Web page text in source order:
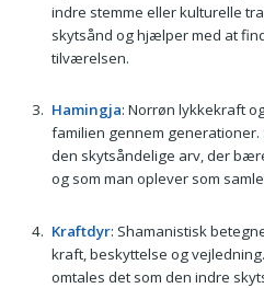
indre stemme eller kulturelle
skytsånd og hjælper med at
tilværelsen.
Hamingja: Norrøn lykkekraft
familien gennem
den skytsåndelige arv, der
og som man oplever som
Kraftdyr: Shamanistisk
kraft, beskyttelse og
omtales det som den indre